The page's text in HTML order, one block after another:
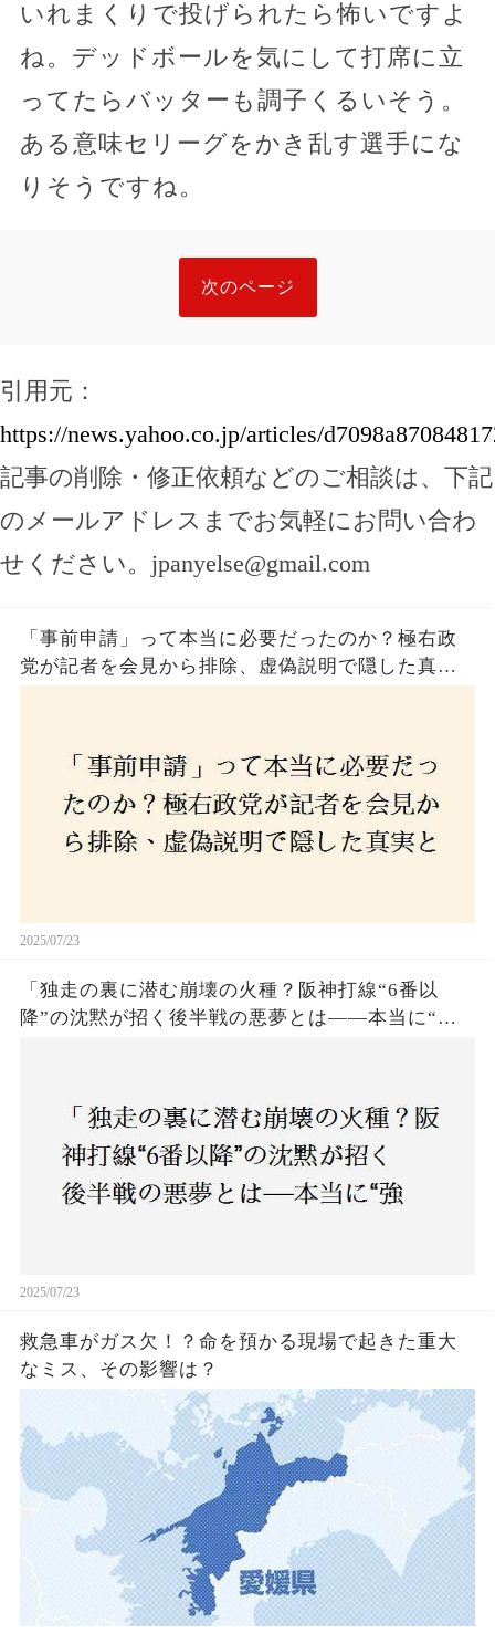
いれまくりで投げられたら怖いですよ
ね。デッドボールを気にして打席に立
ってたらバッターも調子くるいそう。
ある意味セリーグをかき乱す選手にな
りそうですね。
次のページ
引用元：
https://news.yahoo.co.jp/articles/
記事の削除・修正依頼などのご相談は、下記
のメールアドレスまでお気軽にお問い合わ
せください。 jpanyelse@gmail.com
「事前申請」って本当に必要だったのか？極右政
党が記者を会見から排除、虚偽説明で隠した真実
2025/07/23
「独走の裏に潜む崩壊の火種？阪神打線“6番以
降”の沈黙が招く後半戦の悪夢とは——本当に“強
2025/07/23
救急車がガス欠！？命を預かる現場で起きた重大
なミス、その影響は？